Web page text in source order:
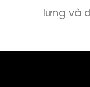
lưng và